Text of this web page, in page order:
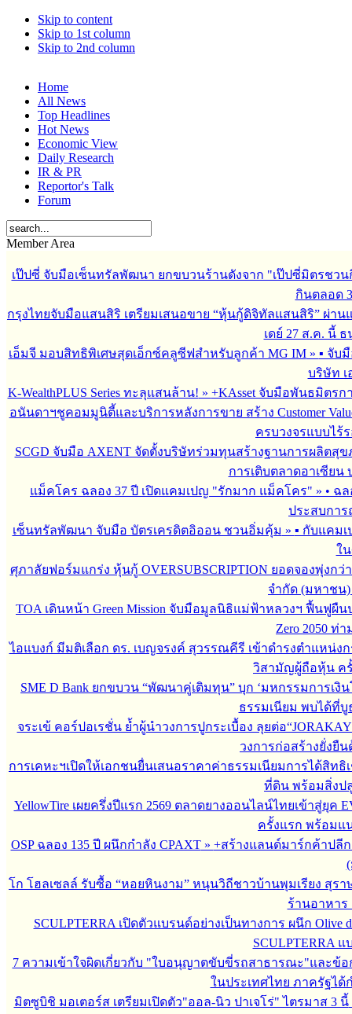
Skip to content
Skip to 1st column
Skip to 2nd column
Home
All News
Top Headlines
Hot News
Economic View
Daily Research
IR & PR
Reportor's Talk
Forum
Member Area
เป๊ปซี่ จับมือเซ็นทรัลพัฒนา ยกขบวนร้านดังจาก "เป๊ปซี่มิตรชว
กินตลอด
กรุงไทยจับมือแสนสิริ เตรียมเสนอขาย “หุ้นกู้ดิจิทัลแสนสิริ” ผ่าน
เดย์ 27 ส.ค. นี้
เอ็มจี มอบสิทธิพิเศษสุดเอ็กซ์คลูซีฟสำหรับลูกค้า MG IM» ▪︎ จับ
บริษัท เ
K-WealthPLUS Series ทะลุแสนล้าน! » +KAsset จับมือพันธมิตรการ
อนันดาฯชูคอมมูนิตี้และบริการหลังการขาย สร้าง Customer
ครบวงจรแบบไร้
SCGD จับมือ AXENT จัดตั้งบริษัทร่วมทุนสร้างฐานการผลิต
การเติบตลาดอาเซียน
แม็คโคร ฉลอง 37 ปี เปิดแคมเปญ "รักมาก แม็คโคร" » • ฉ
ประสบกา
เซ็นทรัลพัฒนา จับมือ บัตรเครดิตอิออน ชวนอิ่มคุ้ม » ▪︎ กับแคม
ใ
ศุภาลัยฟอร์มแกร่ง หุ้นกู้ OVERSUBSCRIPTION ยอดจองพุ่งกว่
จำกัด (มหาชน)
TOA เดินหน้า Green Mission จับมือมูลนิธิแม่ฟ้าหลวงฯ ฟื้นฟูผื
Zero 2050 ท่
ไอแบงก์ มีมติเลือก ดร. เบญจรงค์ สุวรรณคีรี เข้าดำรงตำแหน่ง
วิสามัญผู้ถือหุ้น ครั้
SME D Bank ยกขบวน “พัฒนาคู่เติมทุน” บุก ‘มหกรรมการเงิ
ธรรมเนียม พบได้ที่
จระเข้ คอร์ปอเรชั่น ย้ำผู้นำวงการปูกระเบื้อง ลุยต่อ“JORAKAY
วงการก่อสร้างยั่งยื
การเคหะฯเปิดให้เอกชนยื่นเสนอราคาค่าธรรมเนียมการได้สิทธิ
ที่ดิน พร้อมสิ่งป
YellowTire เผยครึ่งปีแรก 2569 ตลาดยางออนไลน์ไทยเข้าสู่ยุค
ครั้งแรก พร้อมแ
OSP ฉลอง 135 ปี ผนึกกำลัง CPAXT» +สร้างแลนด์มาร์กค้าปลี
โก โฮลเซลล์ รับซื้อ “หอยหินงาม” หนุนวิถีชาวบ้านพุมเรียง สุรา
ร้านอาหาร
SCULPTERRA เปิดตัวแบรนด์อย่างเป็นทางการ ผนึก Olive
SCULPTERRA
7 ความเข้าใจผิดเกี่ยวกับ "ใบอนุญาตขับขี่รถสาธารณะ"และข้
ในประเทศไทย ภาครัฐไ
มิตซูบิชิ มอเตอร์ส เตรียมเปิดตัว"ออล-นิว ปาเจโร่" ไตรมาส 3 นี้